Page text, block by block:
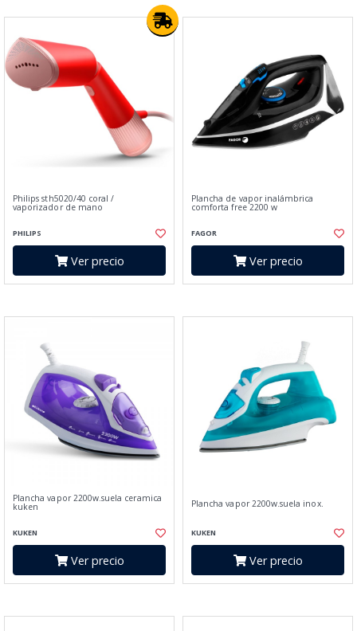
Philips sth5020/40 coral /
vaporizador de mano
PHILIPS
Ver precio
Plancha de vapor inalámbrica
comforta free 2200 w
FAGOR
Ver precio
Plancha vapor 2200w.suela ceramica
kuken
KUKEN
Ver precio
Plancha vapor 2200w.suela inox.
KUKEN
Ver precio